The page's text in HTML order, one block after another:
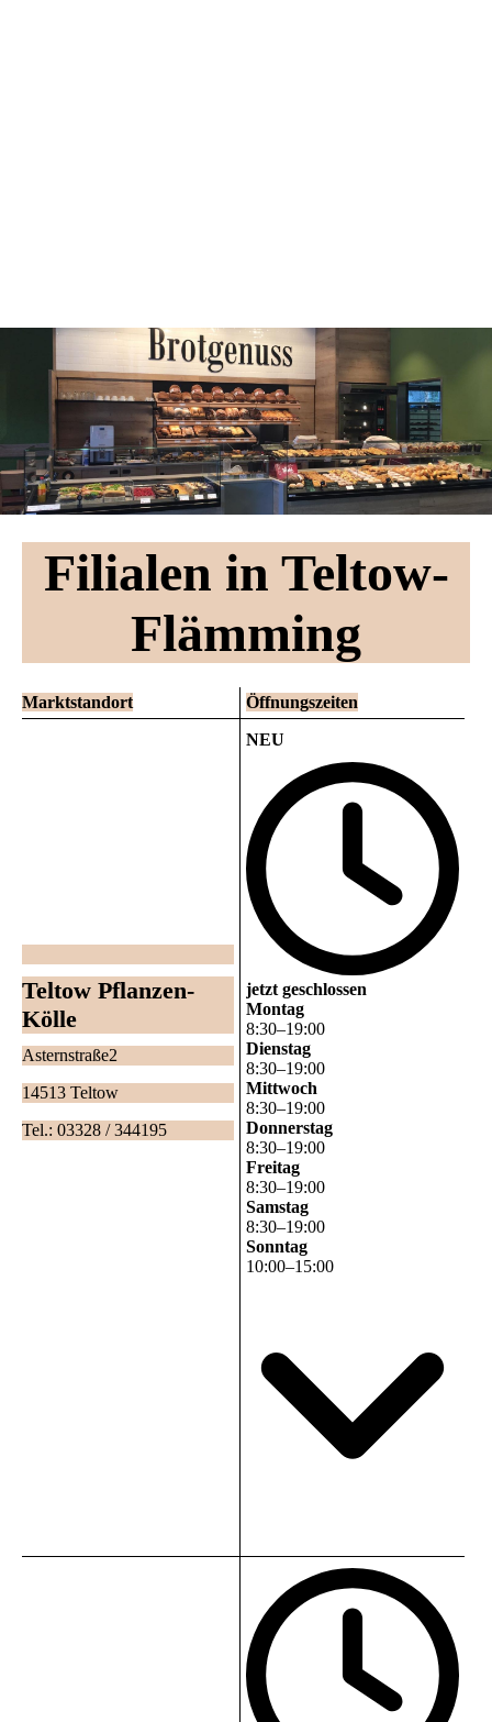
Filialen in Teltow-
Flämming
Marktstandort Öffnungszeiten
Teltow Pflanzen-
Kölle
Asternstraße2
14513 Teltow
Tel.: 03328 / 344195
NEU
jetzt geschlossen
Montag
8:30–19:00
Dienstag
8:30–19:00
Mittwoch
8:30–19:00
Donnerstag
8:30–19:00
Freitag
8:30–19:00
Samstag
8:30–19:00
Sonntag
10:00–15:00